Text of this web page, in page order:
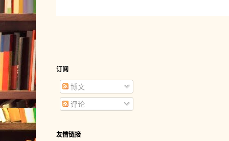
订阅
博文
评论
友情链接